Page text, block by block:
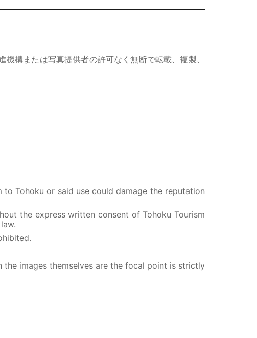
構または写真提供者の許可なく無断で転載、複製、
Tohoku or said use could damage the reputation
the express written consent of Tohoku Tourism
images themselves are the focal point is strictly